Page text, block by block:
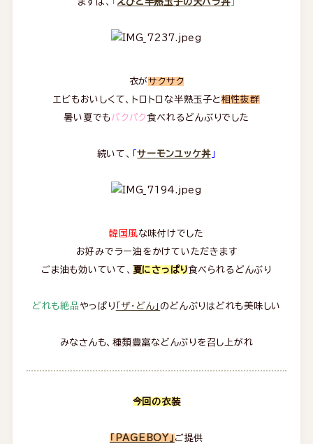
衣がサクサク
エビもおいしくて、トロトロな半熟玉子と相性抜群
暑い夏でも パクパク食べれるどんぶりでした
続いて、 「サーモンユッケ丼」
韓国風な味付けでした
お好みでラー油をかけていただきます
ごま油も効いていて、 夏にさっぱり食べられるどんぶり
どれも絶品やっぱり 「ザ・どん」 のどんぶりはどれも美味しい
みなさんも、種類豊富などんぶりを召し上がれ
今回の衣装
「PAGEBOY」 ご提供